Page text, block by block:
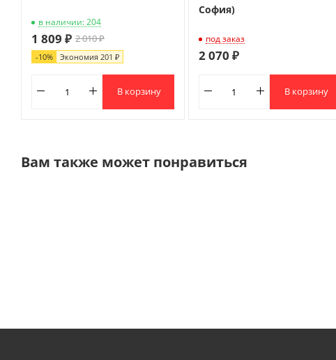
в наличии: 204
1 809 ₽ 2 010 ₽
-10% Экономия 201 ₽
В корзину
София)
под заказ
2 070 ₽
В корзину
Вам также может понравиться